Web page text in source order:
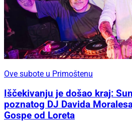
Ove subote u Primoštenu
Iščekivanju je došao kraj:
poznatog DJ Davida
Gospe od Loreta